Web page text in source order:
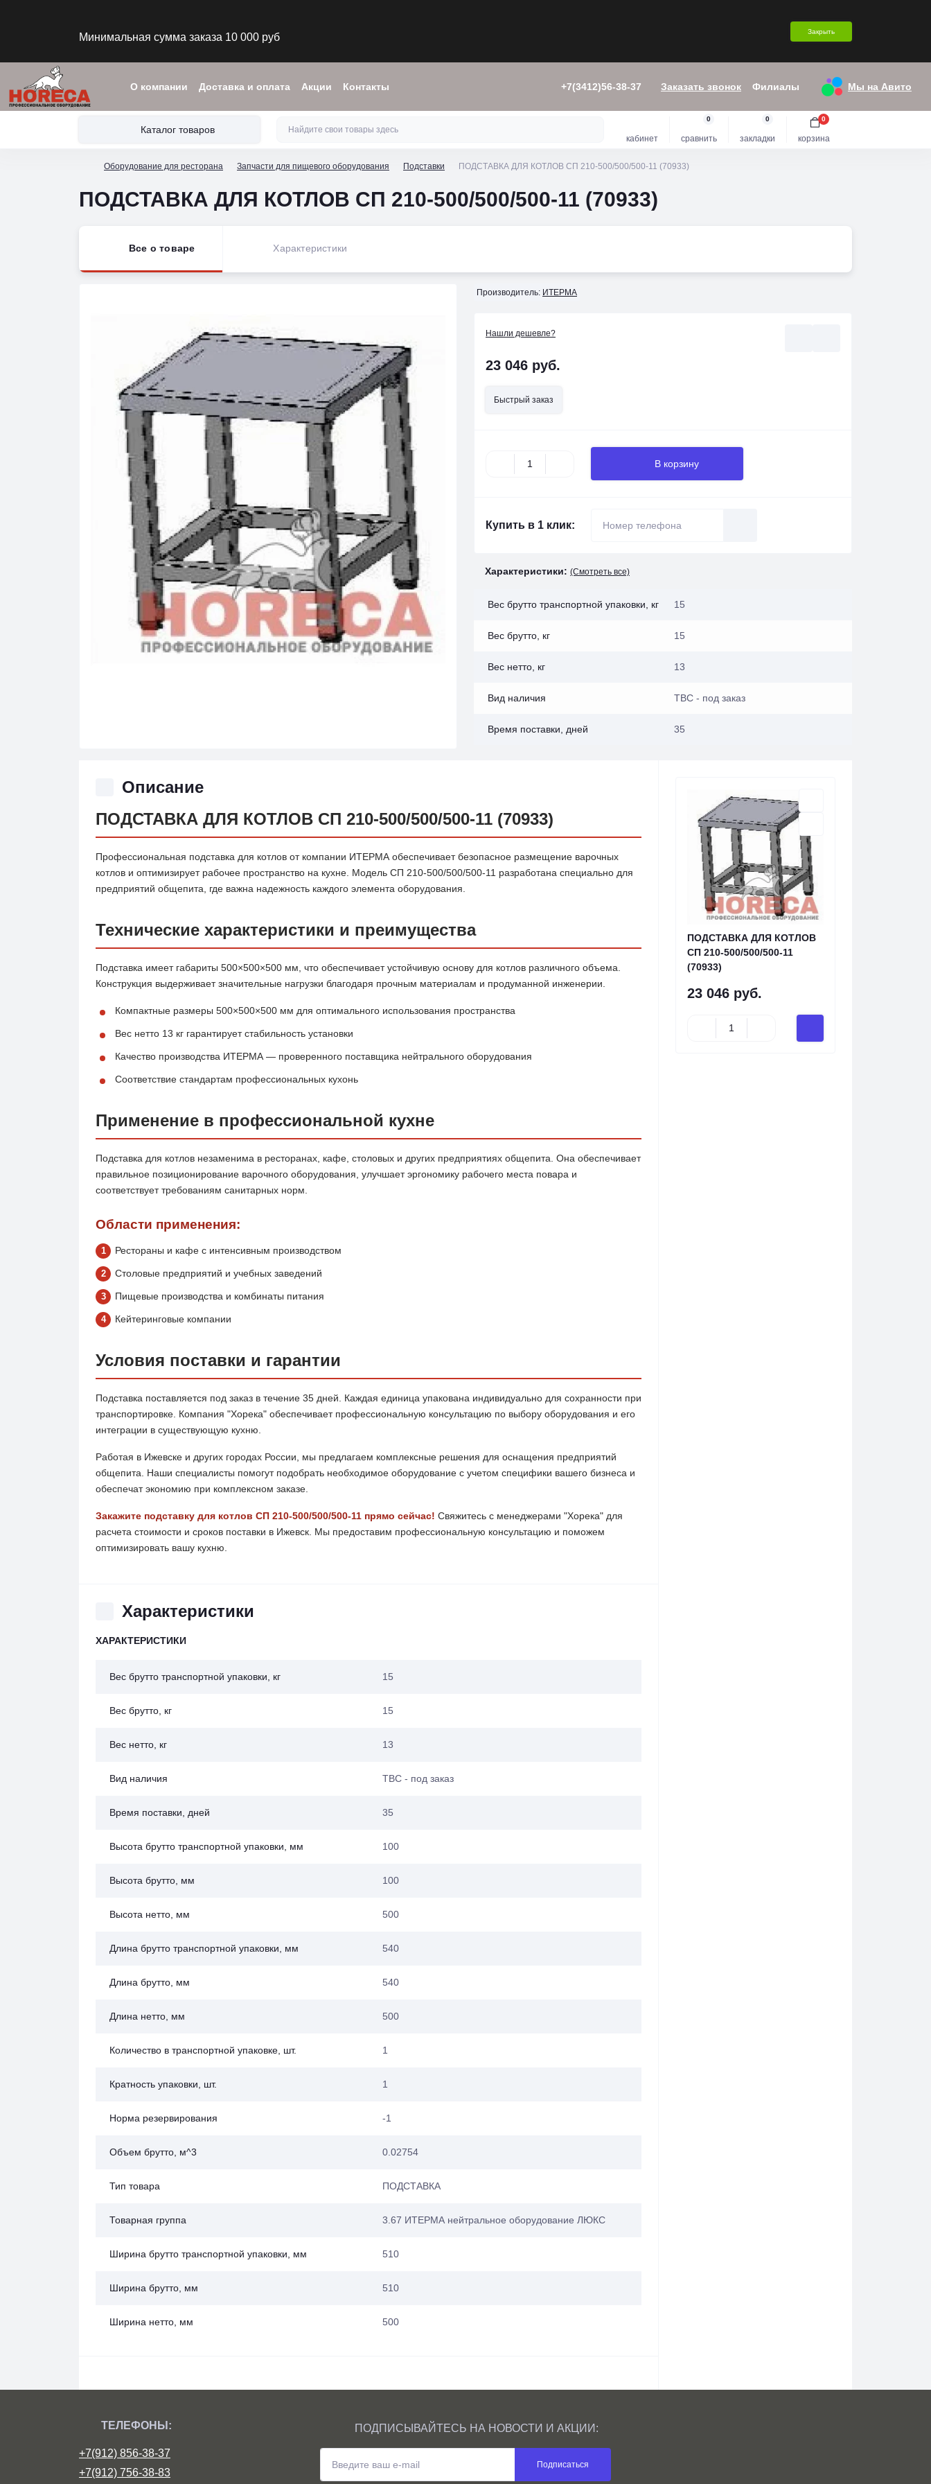
Минимальная сумма заказа 10 000 руб Закрыть
О компании Доставка и оплата Акции Контакты +7(3412)56-38-37 Заказать звонок Филиалы Мы на Авито
Каталог товаров
кабинет сравнить
0
закладки
0
корзина
0
Оборудование для ресторана Запчасти для пищевого оборудования Подставки ПОДСТАВКА ДЛЯ КОТЛОВ СП 210-500/500/500-11 (70933)
ПОДСТАВКА ДЛЯ КОТЛОВ СП 210-500/500/500-11 (70933)
Все о товаре Характеристики
Производитель: ИТЕРМА
Нашли дешевле?
23 046 руб.
Быстрый заказ
В корзину
Купить в 1 клик:
Характеристики: (Смотреть все)
Вес брутто транспортной упаковки, кг 15
Вес брутто, кг 15
Вес нетто, кг 13
Вид наличия ТВС - под заказ
Время поставки, дней 35
Описание
ПОДСТАВКА ДЛЯ КОТЛОВ СП 210-500/500/500-11 (70933)
Профессиональная подставка для котлов от компании ИТЕРМА обеспечивает безопасное размещение варочных
котлов и оптимизирует рабочее пространство на кухне. Модель СП 210-500/500/500-11 разработана специально для
предприятий общепита, где важна надежность каждого элемента оборудования.
Технические характеристики и преимущества
Подставка имеет габариты 500×500×500 мм, что обеспечивает устойчивую основу для котлов различного объема.
Конструкция выдерживает значительные нагрузки благодаря прочным материалам и продуманной инженерии.
Компактные размеры 500×500×500 мм для оптимального использования пространства
Вес нетто 13 кг гарантирует стабильность установки
Качество производства ИТЕРМА — проверенного поставщика нейтрального оборудования
Соответствие стандартам профессиональных кухонь
Применение в профессиональной кухне
Подставка для котлов незаменима в ресторанах, кафе, столовых и других предприятиях общепита. Она обеспечивает
правильное позиционирование варочного оборудования, улучшает эргономику рабочего места повара и
соответствует требованиям санитарных норм.
Области применения:
Рестораны и кафе с интенсивным производством
Столовые предприятий и учебных заведений
Пищевые производства и комбинаты питания
Кейтеринговые компании
Условия поставки и гарантии
Подставка поставляется под заказ в течение 35 дней. Каждая единица упакована индивидуально для сохранности при
транспортировке. Компания "Хорека" обеспечивает профессиональную консультацию по выбору оборудования и его
интеграции в существующую кухню.
Работая в Ижевске и других городах России, мы предлагаем комплексные решения для оснащения предприятий
общепита. Наши специалисты помогут подобрать необходимое оборудование с учетом специфики вашего бизнеса и
обеспечат экономию при комплексном заказе.
Закажите подставку для котлов СП 210-500/500/500-11 прямо сейчас! Свяжитесь с менеджерами "Хорека" для
расчета стоимости и сроков поставки в Ижевск. Мы предоставим профессиональную консультацию и поможем
оптимизировать вашу кухню.
Характеристики
ХАРАКТЕРИСТИКИ
Вес брутто транспортной упаковки, кг 15
Вес брутто, кг 15
Вес нетто, кг 13
Вид наличия ТВС - под заказ
Время поставки, дней 35
Высота брутто транспортной упаковки, мм 100
Высота брутто, мм 100
Высота нетто, мм 500
Длина брутто транспортной упаковки, мм 540
Длина брутто, мм 540
Длина нетто, мм 500
Количество в транспортной упаковке, шт. 1
Кратность упаковки, шт. 1
Норма резервирования -1
Объем брутто, м^3 0.02754
Тип товара ПОДСТАВКА
Товарная группа 3.67 ИТЕРМА нейтральное оборудование ЛЮКС
Ширина брутто транспортной упаковки, мм 510
Ширина брутто, мм 510
Ширина нетто, мм 500
ПОДСТАВКА ДЛЯ КОТЛОВ
СП 210-500/500/500-11
(70933)
23 046 руб.
ТЕЛЕФОНЫ:
+7(912) 856-38-37
+7(912) 756-38-83
ПОДПИСЫВАЙТЕСЬ НА НОВОСТИ И АКЦИИ:
Подписаться